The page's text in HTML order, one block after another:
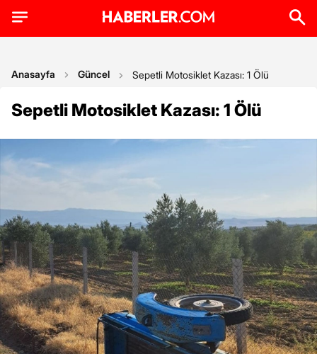
Anasayfa Güncel Sepetli Motosiklet Kazası: 1 Ölü
Sepetli Motosiklet Kazası: 1 Ölü